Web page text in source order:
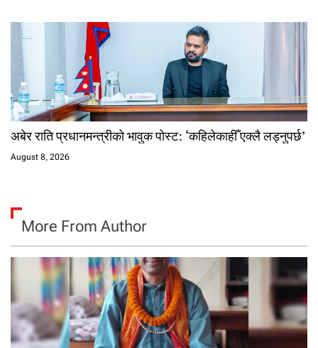
अबेर राति प्रधानमन्त्रीको भावुक पोस्ट: ‘कहिलेकाहीँ एक्लै लड्नुपर्छ’
August 8, 2026
More From Author